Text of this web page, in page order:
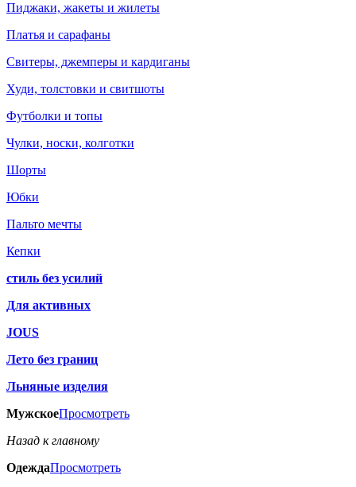
Пиджаки, жакеты и жилеты
Платья и сарафаны
Свитеры, джемперы и кардиганы
Худи, толстовки и свитшоты
Футболки и топы
Чулки, носки, колготки
Шорты
Юбки
Пальто мечты
Кепки
стиль без усилий
Для активных
JOUS
Лето без границ
Льняные изделия
МужскоеПросмотреть
Назад к главному
ОдеждаПросмотреть